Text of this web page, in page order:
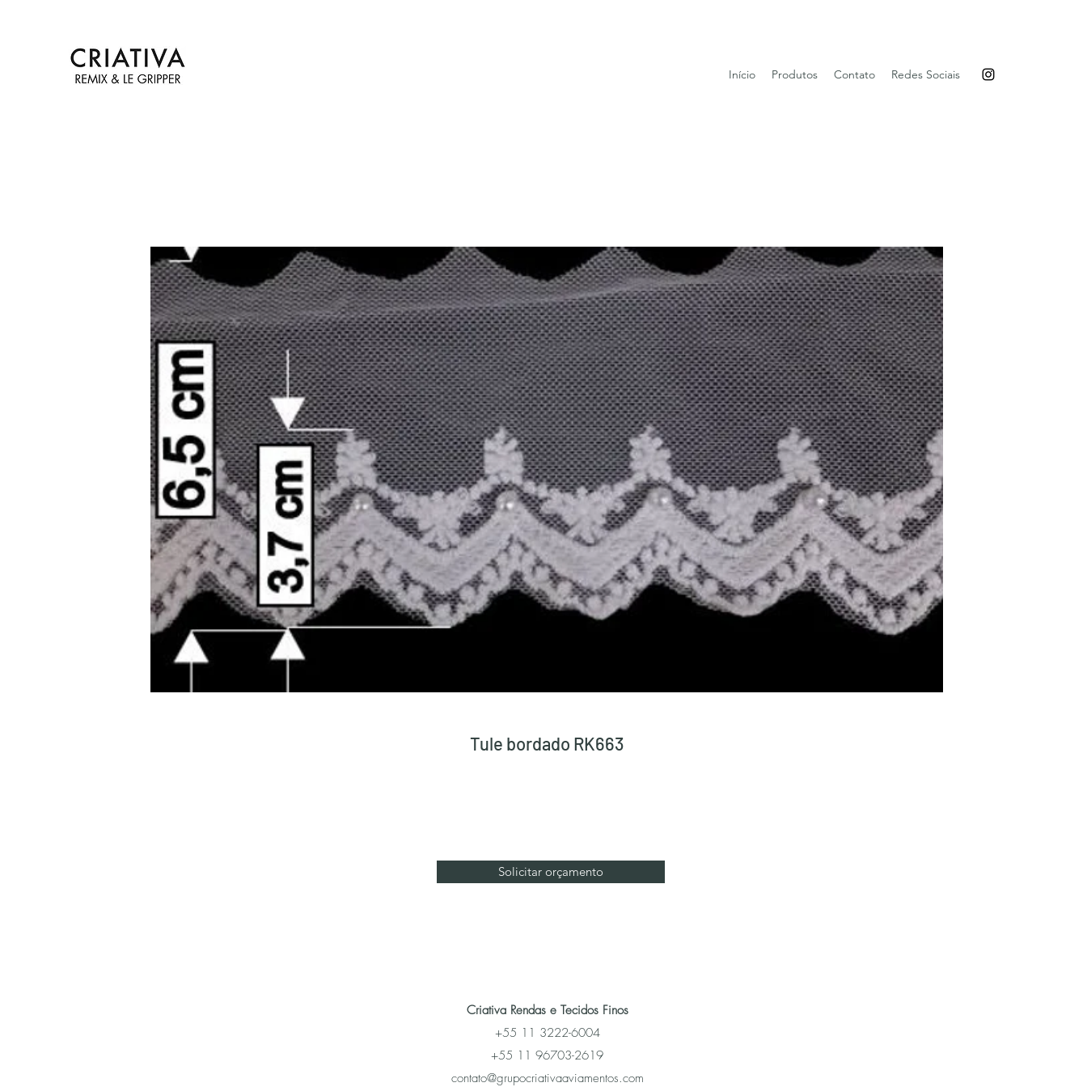
Início Produtos Contato Redes Sociais
Tule bordado RK663
Solicitar orçamento
Criativa Rendas e Tecidos Finos
+55 11 3222-6004
+55 11 96703-2619
contato@grupocriativaaviamentos.com